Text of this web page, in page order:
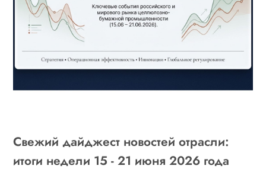
Свежий дайджест новостей отрасли:
итоги недели 15 - 21 июня 2026 года